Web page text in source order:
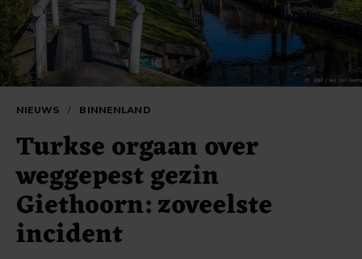
NIEUWS / BINNENLAND
Turkse orgaan over
weggepest gezin
Giethoorn: zoveelste
incident